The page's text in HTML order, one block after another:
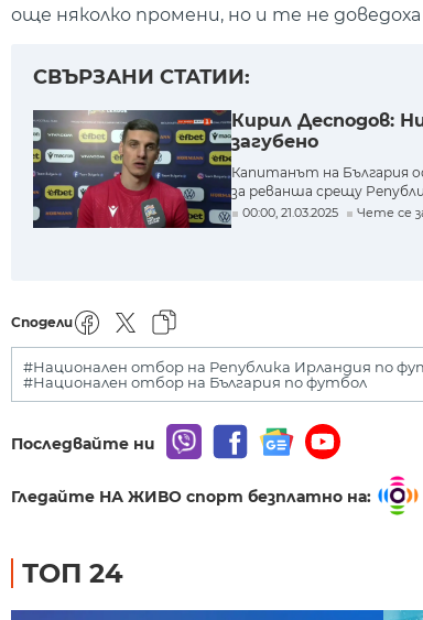
още няколко промени, но и те не
СВЪРЗАНИ СТАТИИ:
Кирил Десподов:
загубено
Капитанът на България
за реванша срещу
00:00, 21.03.2025 Чете се
Сподели
#Национален отбор на Република Ирландия по
#Национален отбор на България по футбол
Последвайте ни
Гледайте НА ЖИВО спорт безплатно на:
ТОП 24